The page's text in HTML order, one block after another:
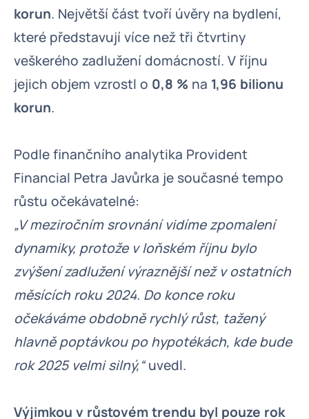
korun. Největší část tvoří úvěry na bydlení,
které představují více než tři čtvrtiny
veškerého zadlužení domácností. V říjnu
jejich objem vzrostl o 0,8 % na 1,96 bilionu
korun.
Podle finančního analytika Provident
Financial Petra Javůrka je současné tempo
růstu očekávatelné:
„V meziročním srovnání vidíme zpomalení
dynamiky, protože v loňském říjnu bylo
zvýšení zadlužení výraznější než v ostatních
měsících roku 2024. Do konce roku
očekáváme obdobně rychlý růst, tažený
hlavně poptávkou po hypotékách, kde bude
rok 2025 velmi silný,“uvedl.
Výjimkou v růstovém trendu byl pouze rok